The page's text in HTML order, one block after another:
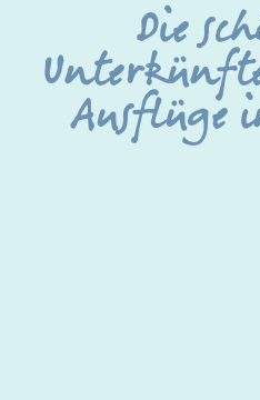
Die
Ausflüge